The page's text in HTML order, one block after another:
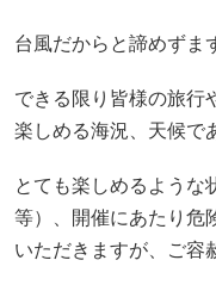
台風だからと諦めずま
できる限り皆様の旅行
楽しめる海況、天候で
とても楽しめるような
等）、開催にあたり危
いただきますが、ご容